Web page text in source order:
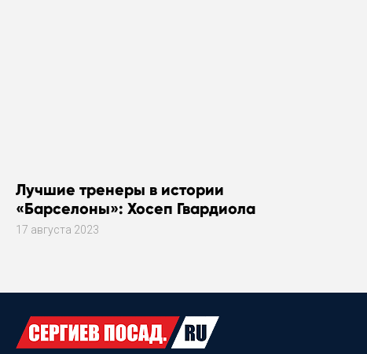
Лучшие тренеры в истории
«Барселоны»: Хосеп Гвардиола
17 августа 2023